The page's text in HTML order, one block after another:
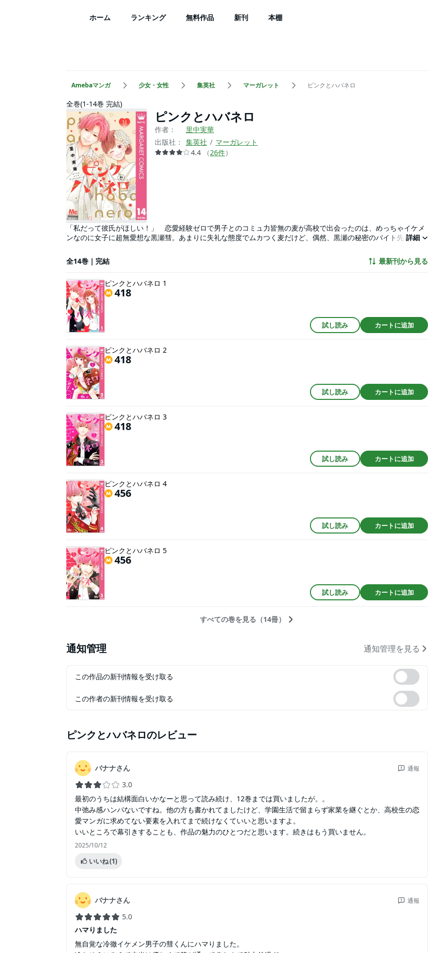
ホーム ランキング 無料作品 新刊 本棚
Amebaマンガ 少女・女性 集英社 マーガレット ピンクとハバネロ
全巻(1-14巻 完結)
ピンクとハバネロ
作者：
里中実華
出版社：
集英社
マーガレット
4.4
（26件）
「私だって彼氏がほしい！」 恋愛経験ゼロで男子とのコミュ力皆無の麦が高校で出会ったのは、めっちゃイケメ
ンなのに女子に超無愛想な黒瀬彗。あまりに失礼な態度でムカつく麦だけど、偶然、黒瀬の秘密のバイト先を知っ
詳細
全14巻｜完結 最新刊から見る
ピンクとハバネロ 1
418
試し読み カートに追加
ピンクとハバネロ 2
418
試し読み カートに追加
ピンクとハバネロ 3
418
試し読み カートに追加
ピンクとハバネロ 4
456
試し読み カートに追加
ピンクとハバネロ 5
456
試し読み カートに追加
すべての巻を見る（14冊）
通知管理 通知管理を見る
この作品の新刊情報を受け取る
この作者の新刊情報を受け取る
ピンクとハバネロのレビュー
バナナさん 通報
3.0
最初のうちは結構面白いかなーと思って読み続け、12巻までは買いましたが。。
中弛み感ハンパないですね。他の方も書かれてましたけど、学園生活で留まらず家業を継ぐとか、高校生の恋
愛マンガに求めてない要素を入れてまで続けなくていいと思いますよ。
いいところで幕引きすることも、作品の魅力のひとつだと思います。続きはもう買いません。
2025/10/12
いいね(1)
バナナさん 通報
5.0
ハマりました
無自覚な冷徹イケメン男子の彗くんにハマりました。